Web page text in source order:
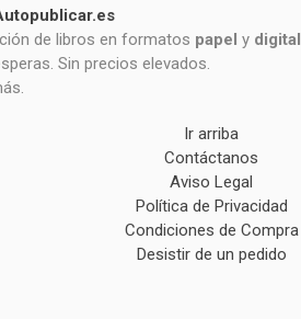
de libros en formatos papely digital
Sin precios elevados.
Ir arriba
Contáctanos
Aviso Legal
Política de Privacidad
Condiciones de Compra
Desistir de un pedido